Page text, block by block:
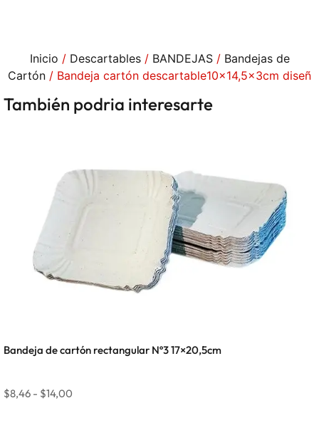
Inicio / Descartables/ BANDEJAS/ Bandejas de
Cartón / Bandeja cartón descartable10x14,5x3cm diseñ
También podria interesarte
Bandeja de cartón rectangular Nº3 17×20,5cm
$8,46 - $14,00